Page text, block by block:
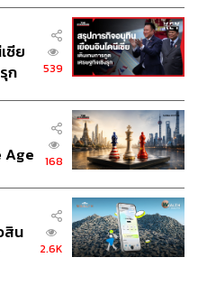
นาอย่างยั่งยืน’ (SDGs) ซึ่ง
นอและผลักดันมาตั้งแต่ปี
ามเป็นจริงว่า การขับ
เร็จตามเป้าหมายที่ตั้งไว้
งนี้จึงมีการตั้งกรอบเวลาว่า
ำให้ประสบความสำเร็จให้
7 ปีข้างหน้า
งได้เสนอว่า การประชุม
นกอบกู้โลก’ (Global
รณ์ใหม่ๆ เกิดขึ้นหลังจากปี
ซีย
ก
539
Age
168
สิน
2.6K